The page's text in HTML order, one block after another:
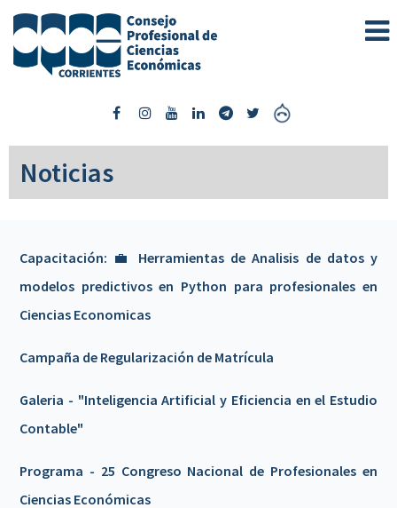
Noticias
Capacitación: 💼 Herramientas de Analisis de datos y
modelos predictivos en Python para profesionales en
Ciencias Economicas
Campaña de Regularización de Matrícula
Galeria - "Inteligencia Artificial y Eficiencia en el Estudio
Contable"
Programa - 25 Congreso Nacional de Profesionales en
Ciencias Económicas